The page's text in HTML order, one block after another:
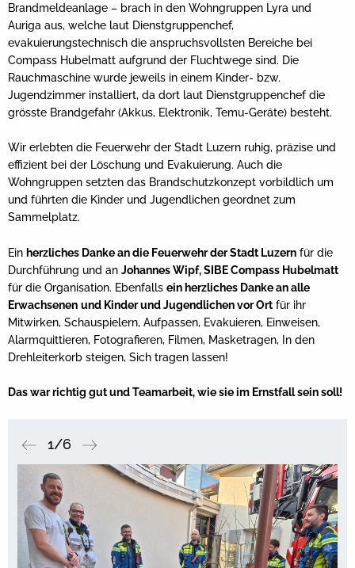
Brandmeldeanlage – brach in den Wohngruppen Lyra und
Auriga aus, welche laut Dienstgruppenchef,
evakuierungstechnisch die anspruchsvollsten Bereiche bei
Compass Hubelmatt aufgrund der Fluchtwege sind. Die
Rauchmaschine wurde jeweils in einem Kinder- bzw.
Jugendzimmer installiert, da dort laut Dienstgruppenchef die
grösste Brandgefahr (Akkus, Elektronik, Temu-Geräte) besteht.
Wir erlebten die Feuerwehr der Stadt Luzern ruhig, präzise und
effizient bei der Löschung und Evakuierung. Auch die
Wohngruppen setzten das Brandschutzkonzept vorbildlich um
und führten die Kinder und Jugendlichen geordnet zum
Sammelplatz.
Ein herzliches Danke an die Feuerwehr der Stadt Luzern für die
Durchführung und an Johannes Wipf, SIBE Compass Hubelmatt
für die Organisation. Ebenfalls ein herzliches Danke an alle
Erwachsenen und Kinder und Jugendlichen vor Ort für ihr
Mitwirken, Schauspielern, Aufpassen, Evakuieren, Einweisen,
Alarmquittieren, Fotografieren, Filmen, Masketragen, In den
Drehleiterkorb steigen, Sich tragen lassen!
Das war richtig gut und Teamarbeit, wie sie im Ernstfall sein soll!
Previous
1/6 Next